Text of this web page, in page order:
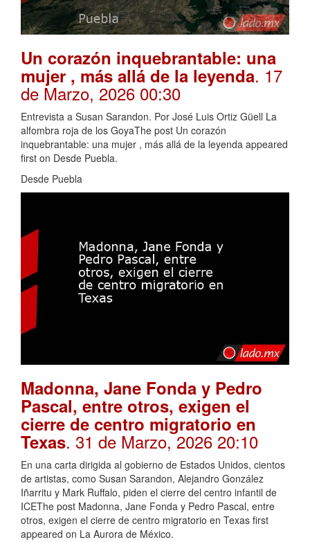
Un corazón inquebrantable: una
mujer , más allá de la leyenda. 17
de Marzo, 2026 00:30
Entrevista a Susan Sarandon. Por José Luis Ortiz Güell La
alfombra roja de los GoyaThe post Un corazón
inquebrantable: una mujer , más allá de la leyenda appeared
first on Desde Puebla.
Desde Puebla
Madonna, Jane Fonda y Pedro
Pascal, entre otros, exigen el
cierre de centro migratorio en
Texas. 31 de Marzo, 2026 20:10
En una carta dirigida al gobierno de Estados Unidos, cientos
de artistas, como Susan Sarandon, Alejandro González
Iñarritu y Mark Ruffalo, piden el cierre del centro infantil de
ICEThe post Madonna, Jane Fonda y Pedro Pascal, entre
otros, exigen el cierre de centro migratorio en Texas first
appeared on La Aurora de México.